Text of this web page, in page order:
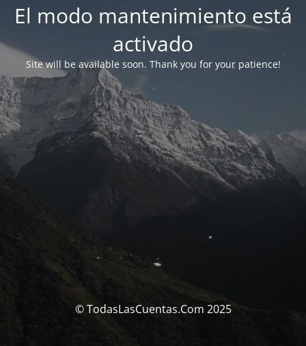
El modo mantenimiento está
activado
Site will be available soon. Thank you for your patience!
© TodasLasCuentas.Com 2025